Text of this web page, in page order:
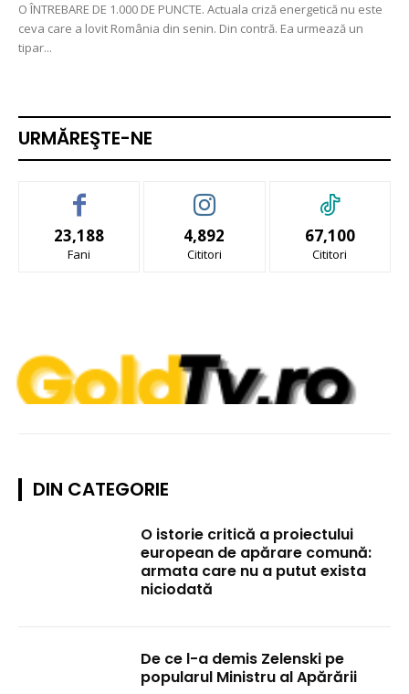
O ÎNTREBARE DE 1.000 DE PUNCTE. Actuala criză energetică nu este
ceva care a lovit România din senin. Din contră. Ea urmează un
tipar...
URMĂREŞTE-NE
23,188
Fani
4,892
Cititori
67,100
Cititori
DIN CATEGORIE
O istorie critică a proiectului
european de apărare comună:
armata care nu a putut exista
niciodată
De ce l-a demis Zelenski pe
popularul Ministru al Apărării